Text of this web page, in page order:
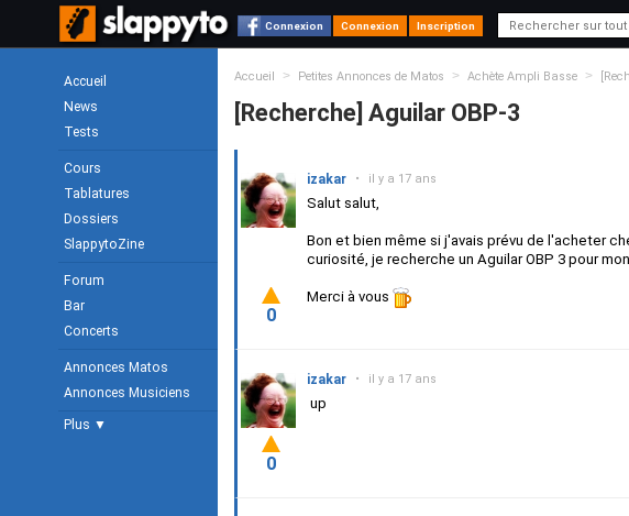
Connexion Connexion Inscription
Accueil
News
Tests
Cours
Tablatures
Dossiers
SlappytoZine
Forum
Bar
Concerts
Annonces Matos
Annonces Musiciens
Plus ▼
Accueil > Petites Annonces de Matos > Achète Ampli Basse >
[Recherche] Aguilar OBP-3
izakar • il y a 17 ans
Salut salut,
Bon et bien même si j'avais prévu de l'acheter
curiosité, je recherche un Aguilar OBP 3 pour
Merci à vous
0
izakar • il y a 17 ans
up
0